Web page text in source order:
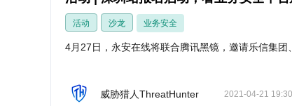
活动 沙龙 业务安全
4月27日，永安在线将联合腾讯黑镜，邀请乐信集
威胁猎人ThreatHunter 2021-04-21